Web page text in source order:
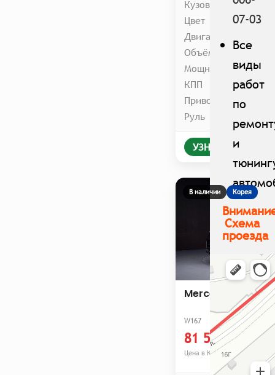
Кузов
Цвет
Двигатель
Объём
Мощность
КПП
Привод
Руль
УЗНАТЬ ЦЕНУ
В наличии Корея
Mercedes GLE450
W167
81 500 000 ₩
Цена в Корее
07-03
Все
виды
работ
по
и
Схема
проезда